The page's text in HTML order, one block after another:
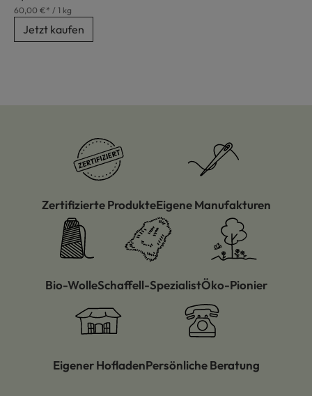
60,00 €* / 1 kg
Jetzt kaufen
Zertifizierte ProdukteEigene Manufakturen
Bio-WolleSchaffell-SpezialistÖko-Pionier
Eigener HofladenPersönliche Beratung